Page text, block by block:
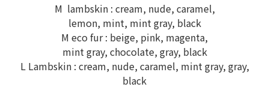
M lambskin : cream, nude, caramel,
lemon, mint, mint gray, black
M eco fur : beige, pink, magenta,
mint gray, chocolate, gray, black
L Lambskin : cream, nude, caramel, mint gray, gray,
black